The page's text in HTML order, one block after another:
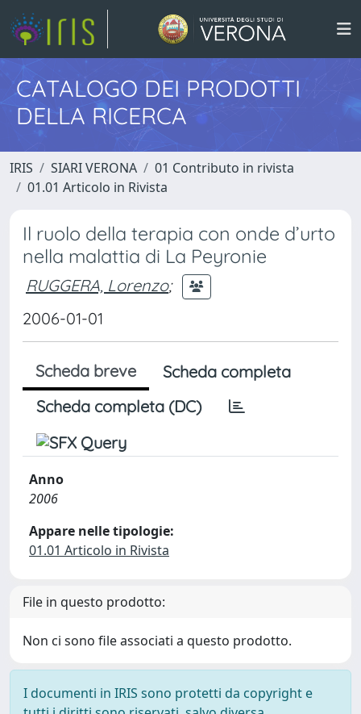
CATALOGO DEI PRODOTTI
DELLA RICERCA
IRIS SIARI VERONA
01 Contributo in rivista
01.01 Articolo in Rivista
Il ruolo della terapia con onde d’urto
nella malattia di La Peyronie
RUGGERA, Lorenzo;
2006-01-01
Scheda breve
Scheda completa
Scheda completa (DC)
Anno
2006
Appare nelle tipologie:
01.01 Articolo in Rivista
File in questo prodotto:
Non ci sono file associati a questo prodotto.
I documenti in IRIS sono protetti da copyright e